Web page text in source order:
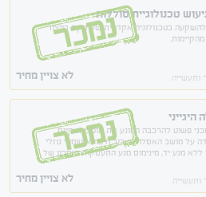
טכנולוגיית סוללות
בטכנולוגיה אקדמית שעוסקת בייצור
נמכר
ותעשייה לא צויין מחיר
פשוט להרכבה המונע את אופציית קיום
על מושב האסלה מעביר חיטוי אוטומטי נוזלי
מגע יד, מינימום מגע התעסקות חיסכון של
נמכר
ותעשייה לא צויין מחיר